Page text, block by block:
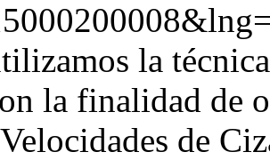
la
la finalidad de
de